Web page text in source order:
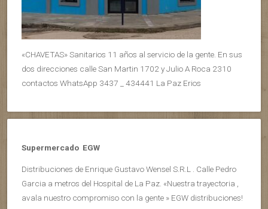
«CHAVETAS» Sanitarios 11 años al servicio de la gente. En sus
dos direcciones calle San Martin 1702 y Julio A Roca 2310
contactos WhatsApp 3437 _ 434441 La Paz Erios
Supermercado EGW
Distribuciones de Enrique Gustavo Wensel S.R.L . Calle Pedro
Garcia a metros del Hospital de La Paz. «Nuestra trayectoria ,
avala nuestro compromiso con la gente » EGW distribuciones!